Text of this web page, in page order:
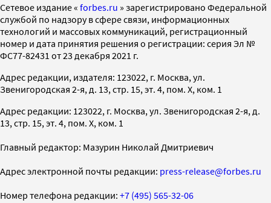
Cетевое издание « forbes.ru » зарегистрировано Федеральной
службой по надзору в сфере связи, информационных
технологий и массовых коммуникаций, регистрационный
номер и дата принятия решения о регистрации: серия Эл №
ФС77-82431 от 23 декабря 2021 г.
Адрес редакции, издателя: 123022, г. Москва, ул.
Звенигородская 2-я, д. 13, стр. 15, эт. 4, пом. X, ком. 1
Адрес редакции: 123022, г. Москва, ул. Звенигородская 2-я, д.
13, стр. 15, эт. 4, пом. X, ком. 1
Главный редактор: Мазурин Николай Дмитриевич
Адрес электронной почты редакции: press-release@forbes.ru
Номер телефона редакции: +7 (495) 565-32-06